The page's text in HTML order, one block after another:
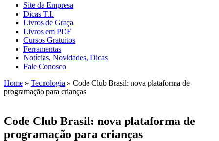
Site da Empresa
Dicas T.I.
Livros de Graça
Livros em PDF
Cursos Gratuitos
Ferramentas
Notícias, Novidades, Dicas
Fale Conosco
Home » Tecnologia » Code Club Brasil: nova plataforma de
programação para crianças
Code Club Brasil: nova plataforma de
programação para crianças